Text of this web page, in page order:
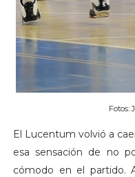
Fotos:
El Lucentum volvió a
esa sensación de no
cómodo en el partido.